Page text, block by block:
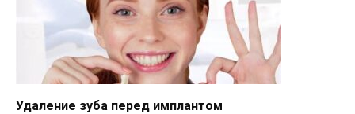
Удаление зуба перед имплантом